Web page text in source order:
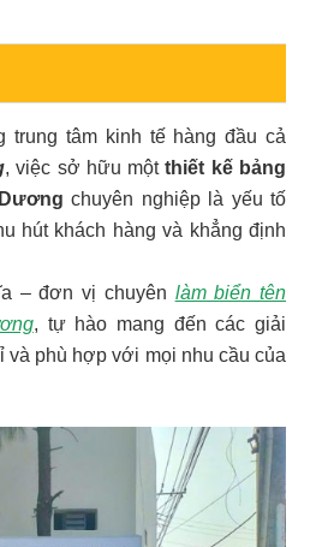
trung tâm kinh tế hàng đầu cả
, việc sở hữu mộtthiết kế bảng
chuyên nghiệp là yếu tố
hút khách hàng và khẳng định
– đơn vị chuyên làm biển tên
, tự hào mang đến các giải
và phù hợp với mọi nhu cầu của